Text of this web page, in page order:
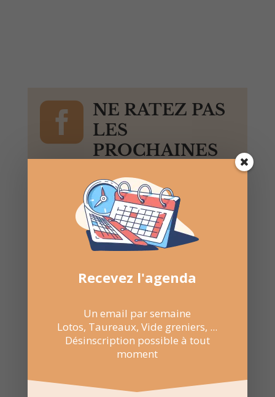

NE RATEZ PAS
LES
PROCHAINES
Suivez lapage Facebook
pour recevoir un résumé
une fois par semaine.
Recevez l'agenda
Un email par semaine
Lotos, Taureaux, Vide greniers, ...
Désinscription possible à tout
moment